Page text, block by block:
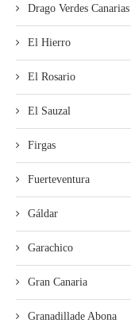
Drago Verdes Canarias
El Hierro
El Rosario
El Sauzal
Firgas
Fuerteventura
Gáldar
Garachico
Gran Canaria
Granadillade Abona